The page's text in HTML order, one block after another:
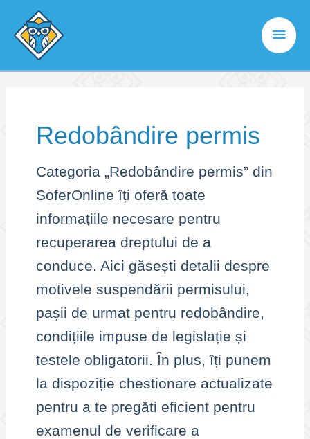
content
Main
Redobândire permis
Categoria „Redobândire permis” din
SoferOnline îți oferă toate
informațiile necesare pentru
recuperarea dreptului de a
conduce. Aici găsești detalii despre
motivele suspendării permisului,
pașii de urmat pentru redobândire,
condițiile impuse de legislație și
testele obligatorii. În plus, îți punem
la dispoziție chestionare actualizate
pentru a te pregăti eficient pentru
examenul de verificare a